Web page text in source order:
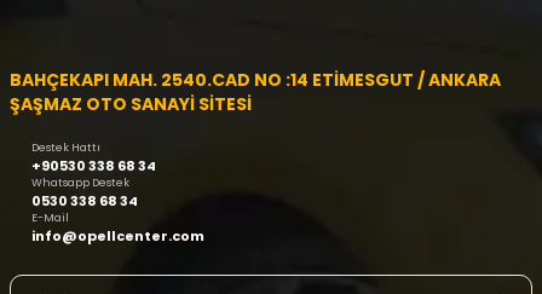
BAHÇEKAPI MAH. 2540.CAD NO :14 ETİMESGUT / ANKARA
ŞAŞMAZ OTO SANAYİ SİTESİ
Destek Hattı
+90530 338 68 34
Whatsapp Destek
0530 338 68 34
E-Mail
info@opellcenter.com